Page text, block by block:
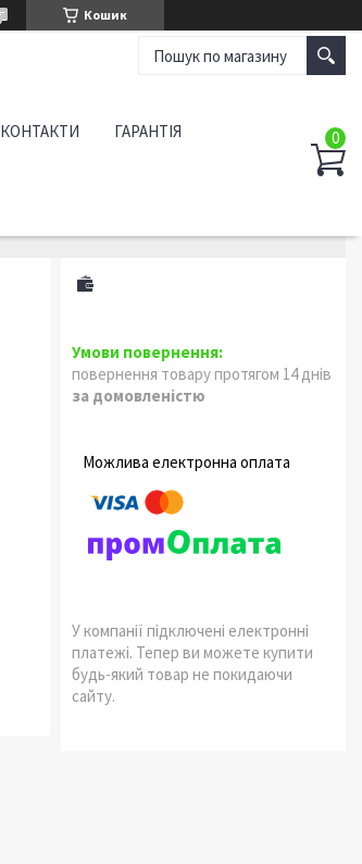
Кошик
КОНТАКТИ ГАРАНТІЯ
повернення товару протягом 14 днів
за домовленістю
У компанії підключені електронні
платежі. Тепер ви можете купити
будь-який товар не покидаючи
сайту.